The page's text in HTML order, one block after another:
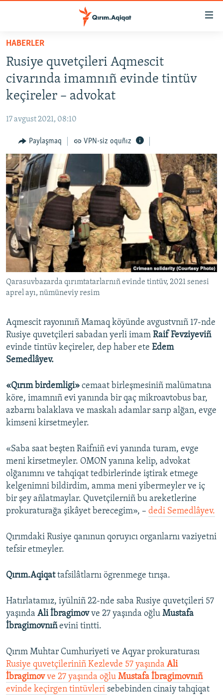
Esas
qaytmaq
Baş
navigatsiyağa
qaytmaq
Qıdıruvğa
qaytmaq
SİYASET
İQTİSADİYAT
MEDENİYET
İNSAN AQLARI
VİDEO
SÜRET
BLOGLAR
FİKİR
Русский
Українською
QOŞULIÑIZ!
RFE/RS bütün saytları
HABERLER
Rusiye quvetçileri Aqmescit
civarında imamnıñ evinde tintüv
keçireler – advokat
17 avgust 2021, 08:10
Paylaşmaq VPN-siz oquñız
Qarasuvbazarda qırımtatarlarnıñ evinde tintüv, 2021 senesi
aprel ayı, nümüneviy resim
Aqmescit rayonınıñ Mamaq köyünde avgustvnıñ 17-nde
Rusiye quvetçileri sabadan yerli imam Raif Fevziyeviñ
evinde tintüv keçireler, dep haber ete Edem
Semedlâyev. ​
«Qırım birdemligi» cemaat birleşmesiniñ malümatına
köre, imamnıñ evi yanında bir qaç mikroavtobus bar,
azbarnı balaklava ve maskalı adamlar sarıp alğan, evge
kimseni kirsetmeyler.
«Saba saat beşten Raifniñ evi yanında turam, evge
meni kirsetmeyler. OMON yanına kelip, advokat
olğanımnı ve tahqiqat tedbirlerinde iştirak etmege
kelgenimni bildirdim, amma meni yibermeyler ve iç
bir şey añlatmaylar. Quvetçilerniñ bu areketlerine
prokuraturağa şikâyet berecegim», – dedi Semedlâyev.
Qırımdaki Rusiye qanınun qoruyıcı organlarnı vaziyetni
tefsir etmeyler.
Qırım.Aqiqattafsilâtlarnı ögrenmege tırışa.
Hatırlatamız, iyülniñ 22-nde saba Rusiye quvetçileri 57
yaşında Ali İbragimovve 27 yaşında oğlu Mustafa
İbragimovnıñevini tintti.
Qırım Muhtar Cumhuriyeti ve Aqyar prokuraturası
Rusiye quvetçileriniñ Kezlevde 57 yaşında Ali
İbragimovve 27 yaşında oğlu Mustafa İbragimovnıñ
evinde keçirgen tintüvleri sebebinden cinaiy tahqiqat